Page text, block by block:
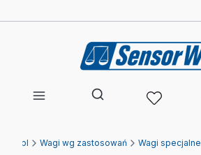
Otwórz wyszukiwarkę
Wagi wg zastosowań Wagi specjalne